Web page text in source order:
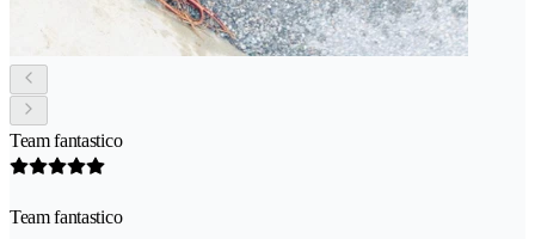
Team fantastico
Team fantastico